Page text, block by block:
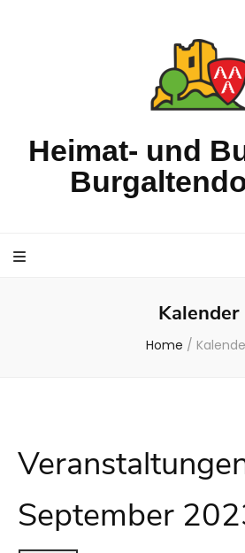
Heimat- und
Kalender
Home /
September